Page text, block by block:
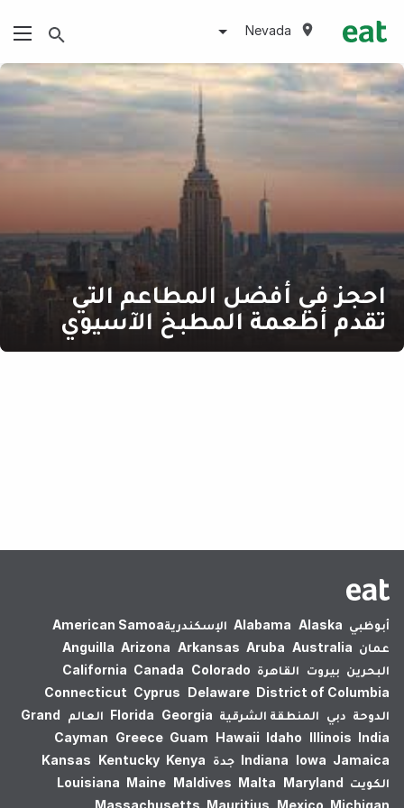
Nevada
احجز في أفضل المطاعم التي
تقدم أطعمة المطبخ الآسيوي
أبوظبي Alabama Alaska الإسكندرية‎American Samoa
عمان
Anguilla Arizona Arkansas Aruba Australia
البحرين بيروت القاهرة California Canada Colorado
Connecticut Cyprus Delaware District of Columbia
الدوحة دبي المنطقة الشرقية Florida Georgia العالم
Grand
Cayman Greece Guam Hawaii Idaho Illinois India
Indiana Iowa Jamaica جدة Kansas Kentucky Kenya
الكويت
Louisiana Maine Maldives Malta Maryland